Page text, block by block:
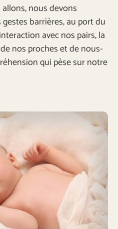
nous devons
barrières, au port du
avec nos pairs, la
nos proches et de nous-
qui pèse sur notre